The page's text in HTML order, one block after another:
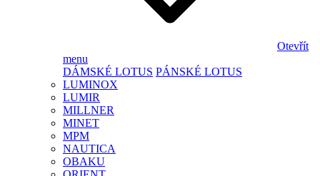
Otevřít
menu
DÁMSKÉ LOTUS PÁNSKÉ LOTUS
LUMINOX
LUMIR
MILLNER
MINET
MPM
NAUTICA
OBAKU